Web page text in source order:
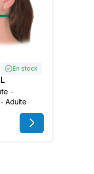
En stock
-
Adulte